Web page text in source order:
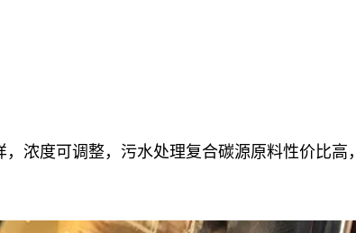
浓度可调整，污水处理复合碳源原料性价比高，